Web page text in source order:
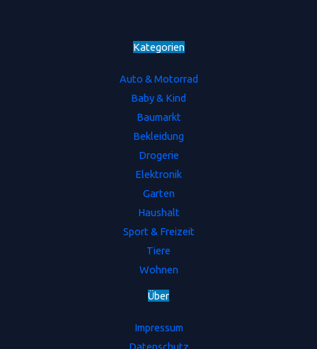
Kategorien
Auto & Motorrad
Baby & Kind
Baumarkt
Bekleidung
Drogerie
Elektronik
Garten
Haushalt
Sport & Freizeit
Tiere
Wohnen
Über
Impressum